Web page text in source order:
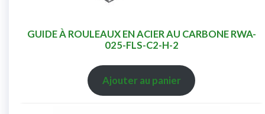
GUIDE À ROULEAUX EN ACIER AU CARBONE RWA-
025-FLS-C2-H-2
Ajouter au panier